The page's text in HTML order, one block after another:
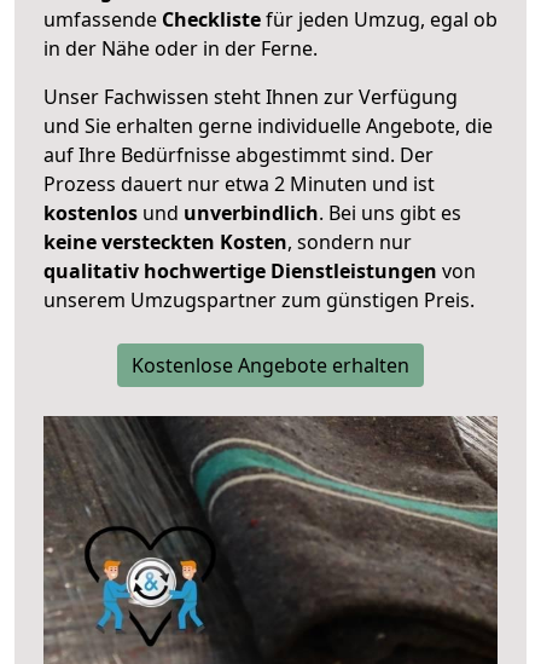
umfassende Checklistefür jeden Umzug, egal ob
in der Nähe oder in der Ferne.
Unser Fachwissen steht Ihnen zur Verfügung
und Sie erhalten gerne individuelle Angebote, die
auf Ihre Bedürfnisse abgestimmt sind. Der
Prozess dauert nur etwa 2 Minuten und ist
kostenlos und unverbindlich. Bei uns gibt es
keine versteckten Kosten, sondern nur
qualitativ hochwertige Dienstleistungen von
unserem Umzugspartner zum günstigen Preis.
Kostenlose Angebote erhalten